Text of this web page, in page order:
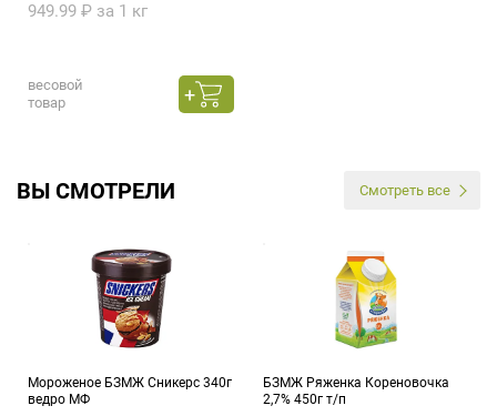
949.99 ₽ за 1 кг
весовой
товар
ВЫ СМОТРЕЛИ Смотреть все
Мороженое БЗМЖ Сникерс 340г
ведро МФ
БЗМЖ Ряженка Кореновочка
2,7% 450г т/п